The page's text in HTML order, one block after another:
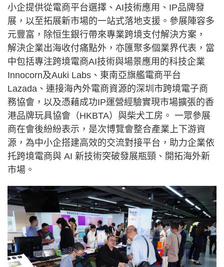
小企提供從電商平台選擇、AI技術應用、IP品牌發
展，以至拓展新市場的一站式落地支援。參展陣容多
元豐富，除恒生銀行帶來專業跨境支付解決方案，
解決企業出海收付痛點外，亦匯聚多個業界代表，當
中包括專注跨境電商AI技術與場景應用的科技企業
Innocorn及Auki Labs、東南亞旗艦電商平台
Lazada、連接海內外電商資源的深圳市跨境電子商
務協會，以及憑藉成功IP運營經驗實現市場擴張的香
港品牌玩具協會（HKBTA）與柴犬工房。 一眾參展
商在會後紛紛表示，是次博覽會整合產業上下游資
源，為中小企搭建高效的交流對接平台，助力企業依
托跨境電商與 AI 新技術突破發展瓶頸、開拓海外新
市場。